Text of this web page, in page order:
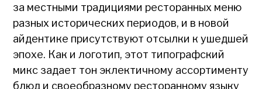
за местными традициями ресторанных меню
разных исторических периодов, и в новой
айдентике присутствуют отсылки к ушедшей
эпохе. Как и логотип, этот типографский
микс задает тон эклектичному ассортименту
блюд и своеобразному ресторанному языку